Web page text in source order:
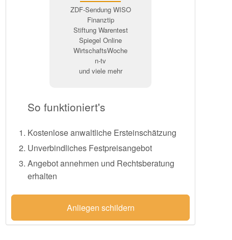
ZDF-Sendung WISO
Finanztip
Stiftung Warentest
Spiegel Online
WirtschaftsWoche
n-tv
und viele mehr
So funktioniert's
Kostenlose anwaltliche Ersteinschätzung
Unverbindliches Festpreisangebot
Angebot annehmen und Rechtsberatung
erhalten
Anliegen schildern